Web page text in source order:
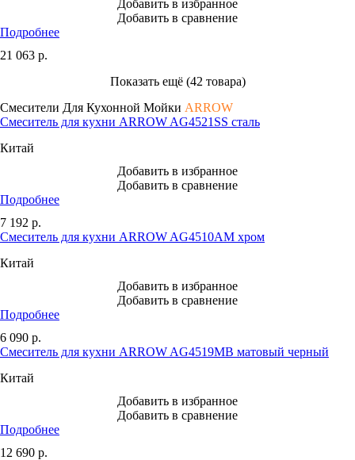
Добавить в избранное
Добавить в сравнение
Подробнее
21 063 р.
Показать ещё (42 товара)
Смесители Для Кухонной Мойки ARROW
Смеситель для кухни ARROW AG4521SS сталь
Китай
Добавить в избранное
Добавить в сравнение
Подробнее
7 192 р.
Смеситель для кухни ARROW AG4510AM хром
Китай
Добавить в избранное
Добавить в сравнение
Подробнее
6 090 р.
Смеситель для кухни ARROW AG4519MB матовый черный
Китай
Добавить в избранное
Добавить в сравнение
Подробнее
12 690 р.